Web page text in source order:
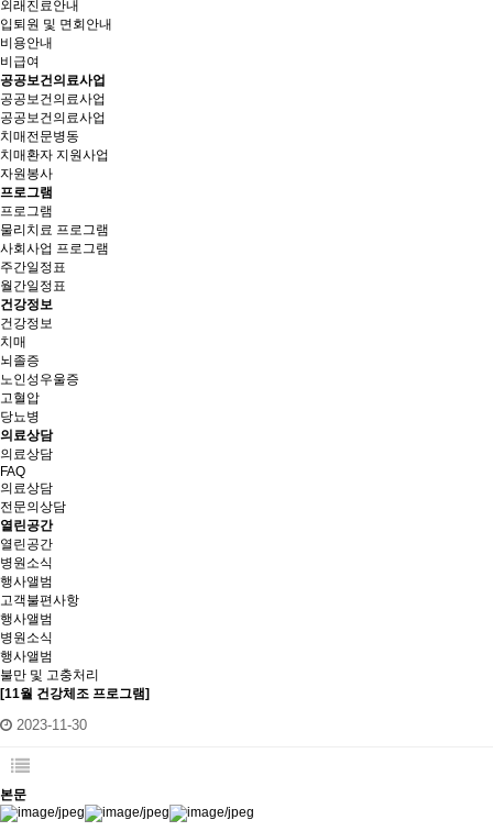
외래진료안내
입퇴원 및 면회안내
비용안내
비급여
공공보건의료사업
공공보건의료사업
공공보건의료사업
치매전문병동
치매환자 지원사업
자원봉사
프로그램
프로그램
물리치료 프로그램
사회사업 프로그램
주간일정표
월간일정표
건강정보
건강정보
치매
뇌졸증
노인성우울증
고혈압
당뇨병
의료상담
의료상담
FAQ
의료상담
전문의상담
열린공간
열린공간
병원소식
행사앨범
고객불편사항
행사앨범
병원소식
행사앨범
불만 및 고충처리
[11월 건강체조 프로그램]
2023-11-30
본문